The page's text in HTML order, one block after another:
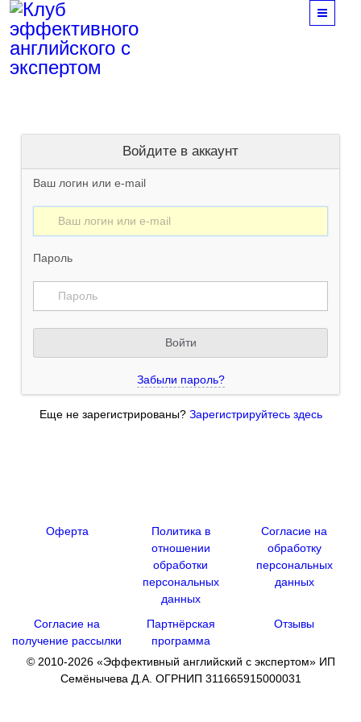
Войдите в аккаунт
Ваш логин или e-mail
Пароль
Забыли пароль?
Еще не зарегистрированы? Зарегистрируйтесь здесь
Оферта
Политика в
отношении
обработки
персональных
данных
Согласие на
обработку
персональных
данных
Согласие на
получение рассылки
Партнёрская
программа
Отзывы
© 2010-2026 «Эффективный английский с экспертом» ИП
Семёнычева Д.А. ОГРНИП 311665915000031